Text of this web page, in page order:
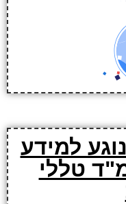
למידע
טללי